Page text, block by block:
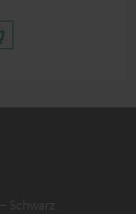
Schwarz